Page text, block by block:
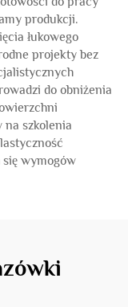
produkcji.
łukowego
projekty bez
do obniżenia
na szkolenia
się wymogów